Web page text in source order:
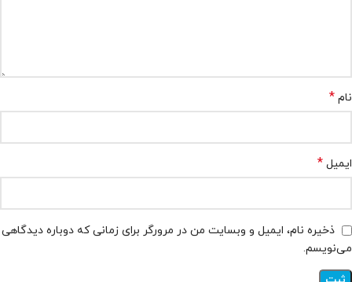
نام *
ایمیل *
ذخیره نام، ایمیل و وبسایت من در مرورگر برای زمانی که دوباره دیدگاهی
می‌نویسم.